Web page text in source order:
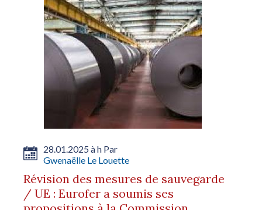
28.01.2025 à h Par
Gwenaëlle Le Louette
Révision des mesures de sauvegarde
/ UE : Eurofer a soumis ses